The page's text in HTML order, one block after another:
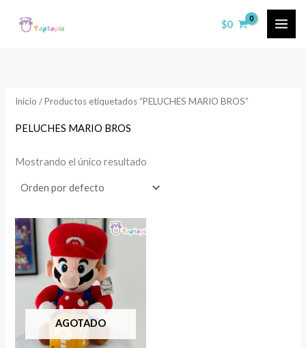
$0
Inicio / Productos etiquetados “PELUCHES MARIO BROS”
PELUCHES MARIO BROS
Mostrando el único resultado
AGOTADO